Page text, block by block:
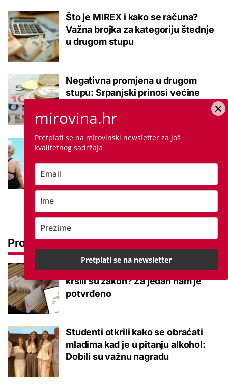
Što je MIREX i kako se računa?
Važna brojka za kategoriju štednje
u drugom stupu
Negativna promjena u drugom
stupu: Srpanjski prinosi većine
Kupanje u ovom gradu i sutra
besplatno: Građani se mogu
Pročitaj još
Promjena prakse za sve SC-ove,
kršili su zakon? Za jedan nam je
potvrđeno
Studenti otkrili kako se obraćati
mladima kad je u pitanju alkohol:
Dobili su važnu nagradu
mirovina.hr
Pretplati se na mirovinski newsletter za još
kvalitetnog sadržaja
Pretplati se na newsletter